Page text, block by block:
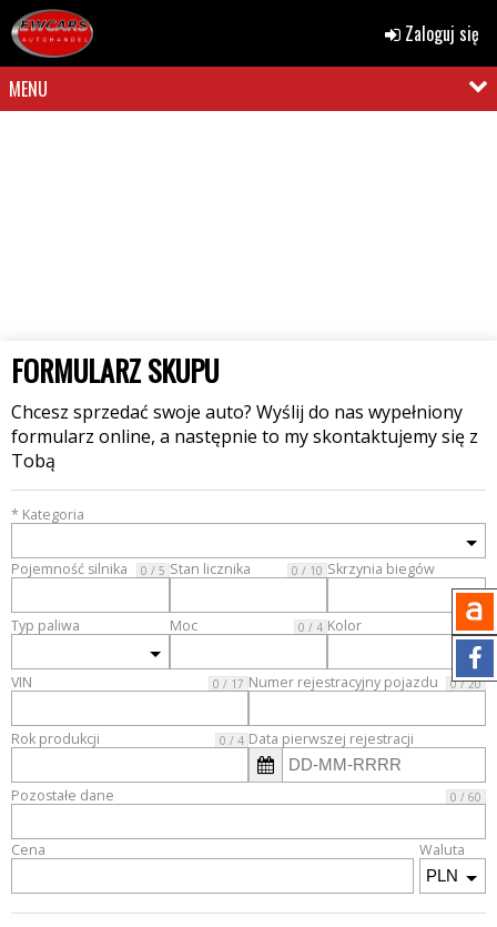
Zaloguj się
MENU
FORMULARZ SKUPU
Chcesz sprzedać swoje auto? Wyślij do nas wypełniony
formularz online, a następnie to my skontaktujemy się z
Tobą
* Kategoria
Pojemność silnika 0 / 5 Stan licznika 0 / 10 Skrzynia biegów
Typ paliwa Moc 0 / 4 Kolor
VIN 0 / 17 Numer rejestracyjny pojazdu 0 / 20
Rok produkcji 0 / 4 Data pierwszej rejestracji
Pozostałe dane 0 / 60
Cena Waluta